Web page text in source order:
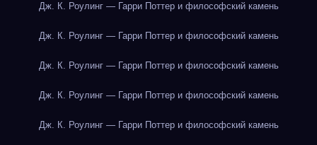
Дж. К. Роулинг — Гарри Поттер и философский камень
Дж. К. Роулинг — Гарри Поттер и философский камень
Дж. К. Роулинг — Гарри Поттер и философский камень
Дж. К. Роулинг — Гарри Поттер и философский камень
Дж. К. Роулинг — Гарри Поттер и философский камень